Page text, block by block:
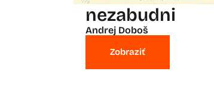
nezabudni
Andrej Doboš
Zobraziť